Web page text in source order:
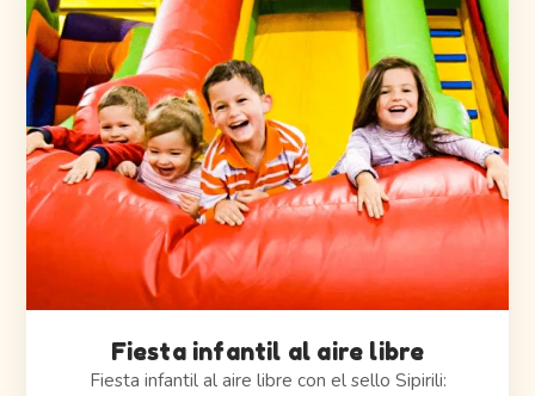
Fiesta infantil al aire libre
Fiesta infantil al aire libre con el sello Sipirili: